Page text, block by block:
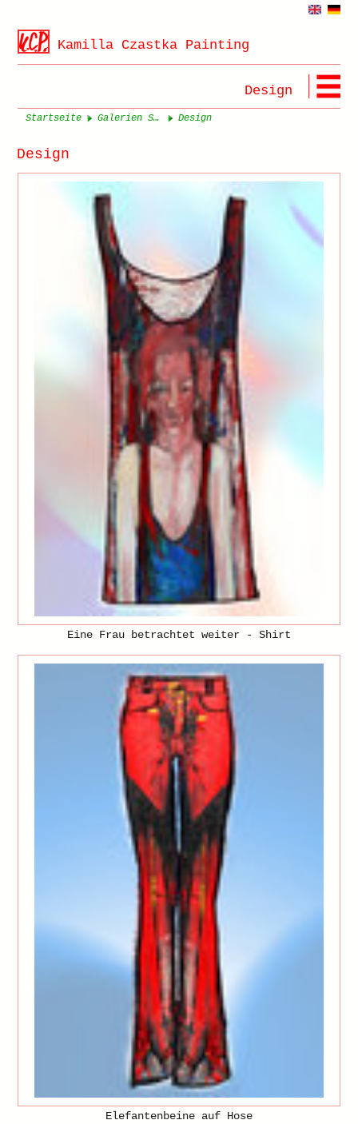
Kamilla Czastka Painting
Design
Startseite Galerien Seite 1 Design
Design
Eine Frau betrachtet weiter - Shirt
Elefantenbeine auf Hose